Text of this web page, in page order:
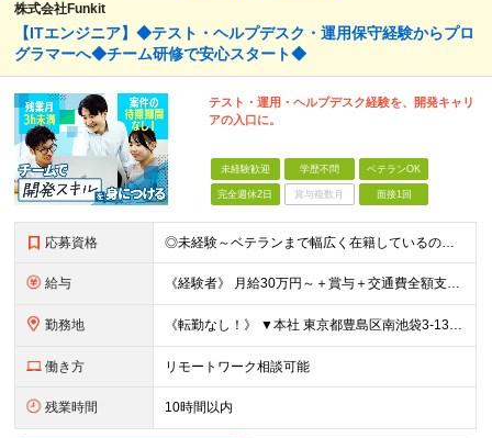
株式会社Funkit
【ITエンジニア】◆テスト・ヘルプデスク・運用保守経験からプロ
グラマーへ◆チーム研修で安心スタート◆
テスト・運用・ヘルプデスク経験を、開発キャリ
アの入口に。
未経験歓迎 学歴不問 ベテランOK
完全週休2日 賞与複数月 面接1回
応募資格 ◎未経験～ベテランまで幅広く在籍しているので大丈夫！◎ ＼こんなアナタにピッタリです♪／ ◆IT業界で手に職を付けて活躍したい方 ◆サポート体制が整っている会社で働きたい方 ◆フラットな社風の会社で
給与 《経験者》 月給30万円～＋賞与＋交通費全額支給 《未経験者》 月給23万円～＋賞与＋交通費全額支給 ※上記月給には固定残業代（20時間分／《経験者》40,600円～《未経験者》31,100円～）
勤務地 《転勤なし！》 ▼本社 東京都豊島区南池袋3-13-8 ホウエイビル9F ▼開発拠点 東京都豊島区南池袋3-13-5 KJ南池袋ビル4階 【東京本社or首都圏の各プロジェクト先】 ▼各プロジェクト
働き方 リモートワーク相談可能
残業時間 10時間以内